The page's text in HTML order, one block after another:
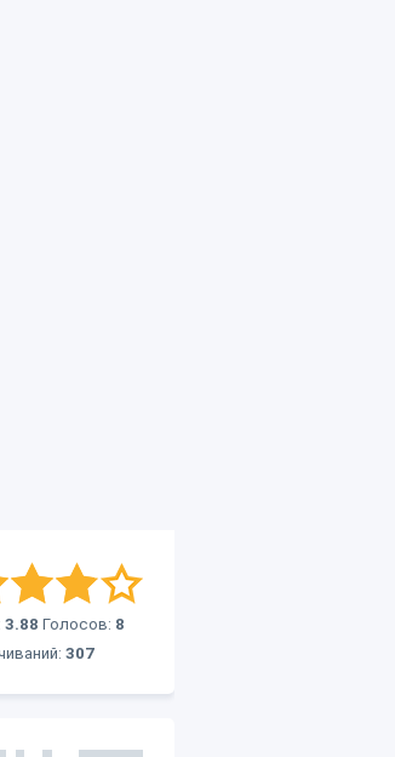
3.88 Голосов: 8
307